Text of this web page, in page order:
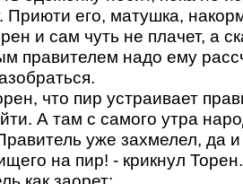
Приюти его, матушка,
и сам чуть не плачет, а
правителем надо ему
что пир устраивает
А там с самого утра
уже захмелел, да и
на пир! - крикнул